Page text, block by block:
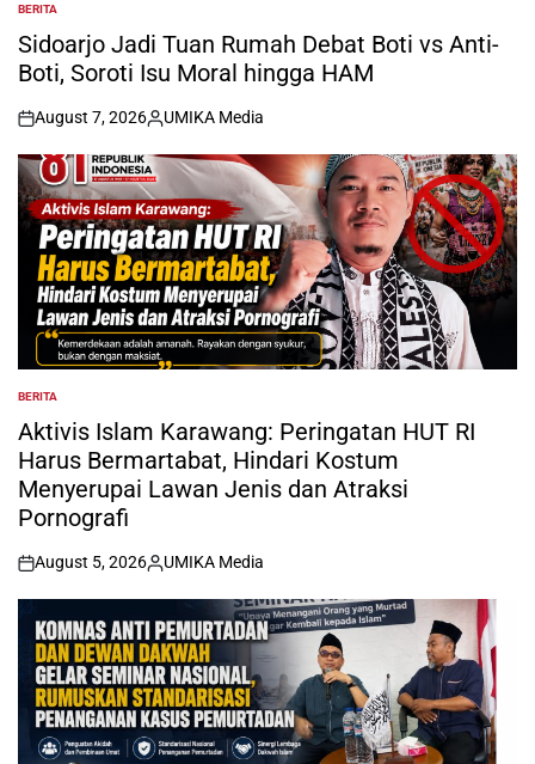
POSTED
IN
BERITA
Sidoarjo Jadi Tuan Rumah Debat Boti vs Anti-
Boti, Soroti Isu Moral hingga HAM
on
August 7, 2026
Posted
by
UMIKA Media
POSTED
IN
BERITA
Aktivis Islam Karawang: Peringatan HUT RI
Harus Bermartabat, Hindari Kostum
Menyerupai Lawan Jenis dan Atraksi
Pornografi
on
August 5, 2026
Posted
by
UMIKA Media